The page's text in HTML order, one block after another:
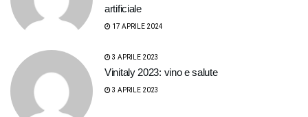
artificiale
17 APRILE 2024
3 APRILE 2023
Vinitaly 2023: vino e salute
3 APRILE 2023